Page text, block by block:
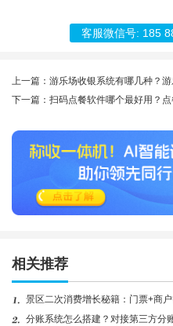
客服微信号: 185
上一篇：游乐场收银系统有哪几种？
下一篇：扫码点餐软件哪个最好用？
相关推荐
景区二次消费增长秘籍：门票+商
分账系统怎么搭建？对接第三方分